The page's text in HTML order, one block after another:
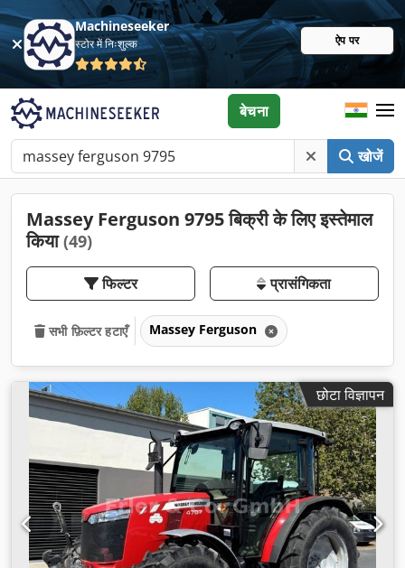
Machineseeker
स्टोर में निःशुल्क ऐप पर
खोजें
बेचना
Massey Ferguson 9795 बिक्री के लिए इस्तेमाल
किया(49)
फिल्टर प्रासंगिकता
सभी फ़िल्टर हटाएँ Massey Ferguson
छोटा विज्ञापन